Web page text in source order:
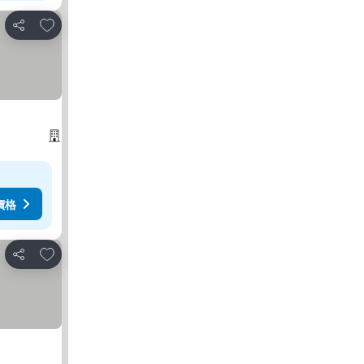
分享
加入我的最愛
格
分享
加入我的最愛